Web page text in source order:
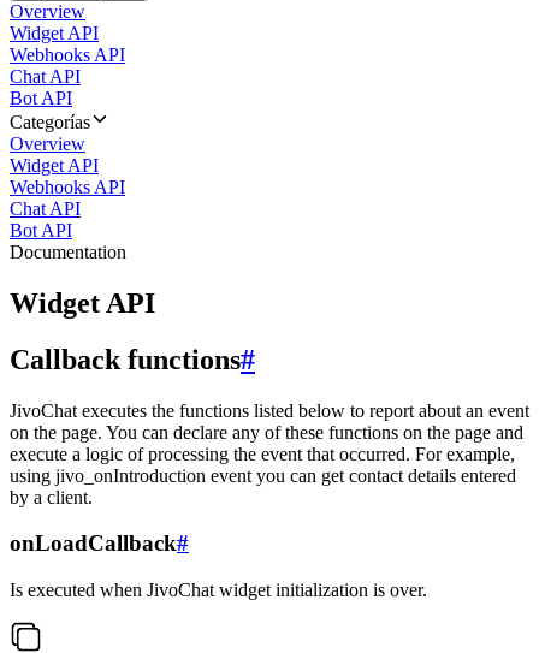
Overview
Widget API
Webhooks API
Chat API
Bot API
Categorías
Overview
Widget API
Webhooks API
Chat API
Bot API
Documentation
Widget API
Callback functions#
JivoChat executes the functions listed below to report about an event
on the page. You can declare any of these functions on the page and
execute a logic of processing the event that occurred. For example,
using jivo_onIntroduction event you can get contact details entered
by a client.
onLoadCallback#
Is executed when JivoChat widget initialization is over.